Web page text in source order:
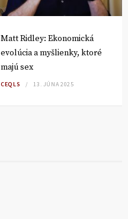
Matt Ridley: Ekonomická
evolúcia a myšlienky, ktoré
majú sex
CEQLS 13. JÚNA 2025